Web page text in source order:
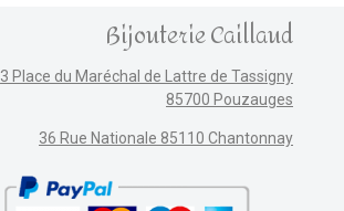
Bijouterie Caillaud
3 Place du Maréchal de Lattre de Tassigny
85700 Pouzauges
36 Rue Nationale 85110 Chantonnay